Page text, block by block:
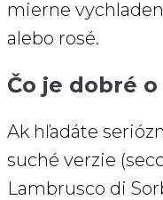
mierne
alebo rosé.
Čo je dobré
Ak hľadáte
suché verzie
Lambrusco di